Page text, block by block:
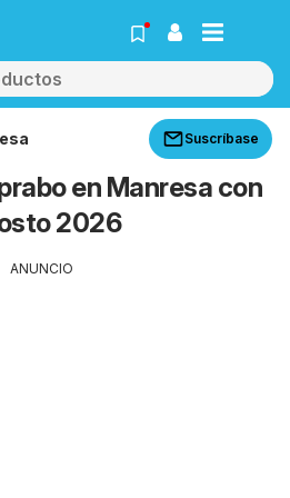
Suscríbase
en Manresa con
2026
ANUNCIO